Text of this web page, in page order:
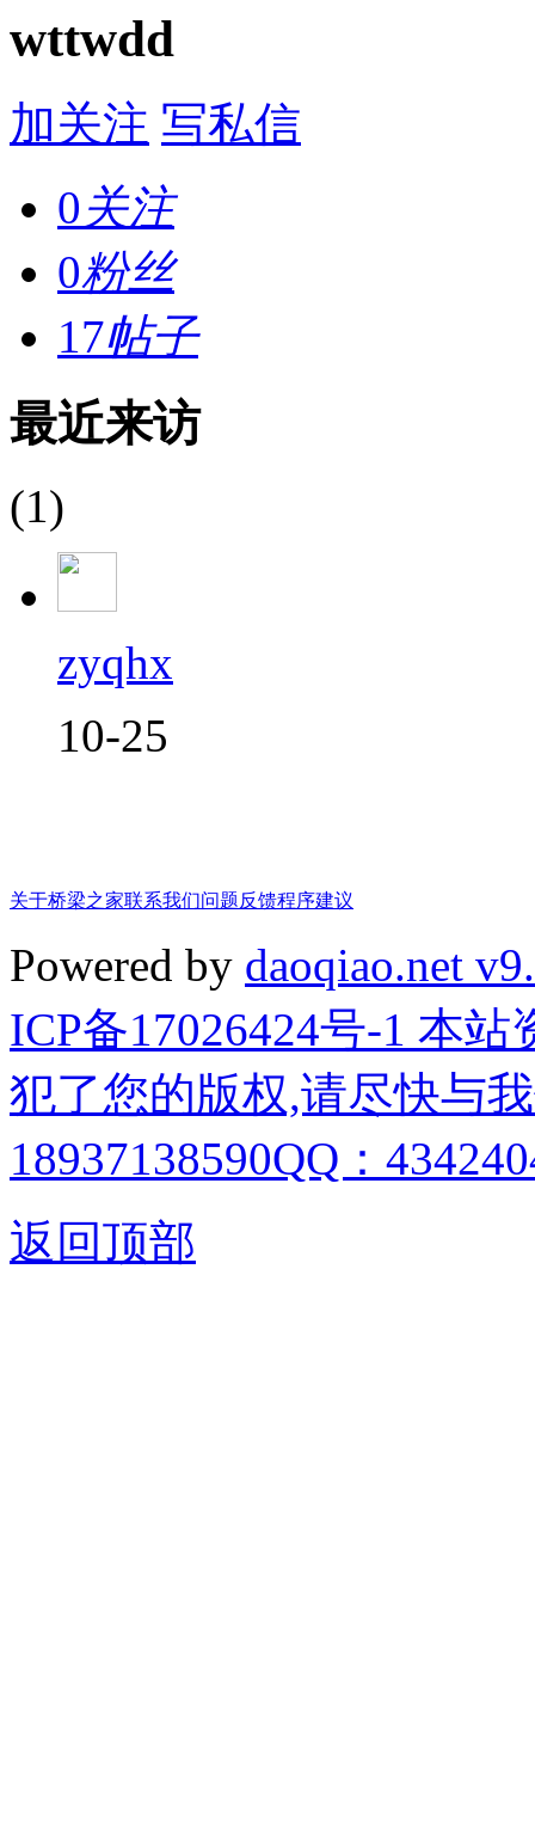
wttwdd
加关注 写私信
0关注
0粉丝
17帖子
最近来访
(1)
zyqhx
10-25
关于桥梁之家联系我们问题反馈程序建议
Powered by daoqiao.net
ICP备17026424号-1 本
犯了您的版权,请尽快与
18937138590QQ：
返回顶部